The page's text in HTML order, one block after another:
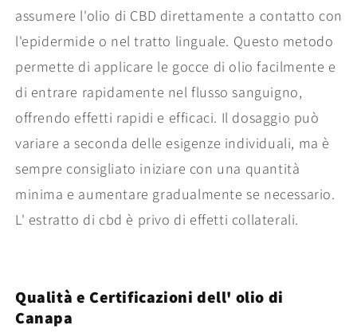
assumere l'olio di CBD direttamente a contatto con
l'epidermide o nel tratto linguale. Questo metodo
permette di applicare le gocce di olio facilmente e
di entrare rapidamente nel flusso sanguigno,
offrendo effetti rapidi e efficaci. Il dosaggio può
variare a seconda delle esigenze individuali, ma è
sempre consigliato iniziare con una quantità
minima e aumentare gradualmente se necessario.
L' estratto di cbd è privo di effetti collaterali.
Qualità e Certificazioni dell' olio di
Canapa